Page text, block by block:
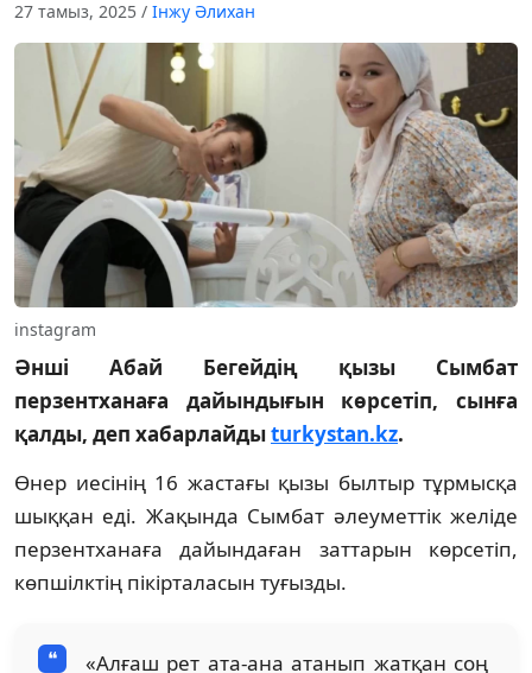
27 тамыз, 2025 / Інжу Әлихан
instagram
Әнші Абай Бегейдің қызы Сымбат
перзентханаға дайындығын көрсетіп, сынға
қалды, деп хабарлайдыturkystan.kz.
Өнер иесінің 16 жастағы қызы былтыр тұрмысқа
шыққан еді. Жақында Сымбат әлеуметтік желіде
перзентханаға дайындаған заттарын көрсетіп,
көпшілктің пікірталасын туғызды.
«Алғаш рет ата-ана атанып жатқан соң